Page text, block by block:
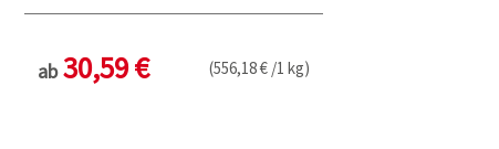
ab 30,59 € (556,18 € /1 kg)